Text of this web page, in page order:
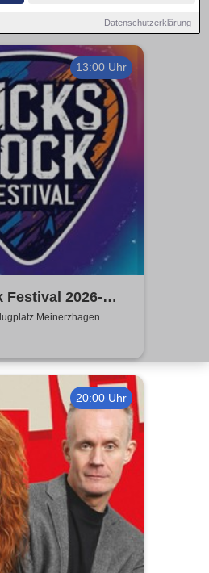
Datenschutzerklärung
13:00 Uhr
Festival 2026-
ARTEFUCK,
Meinerzhagen
20:00 Uhr